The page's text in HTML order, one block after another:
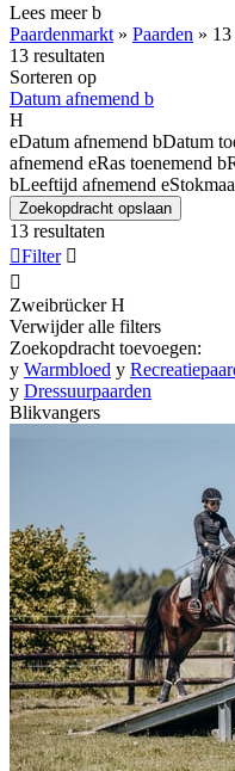
Lees meerb
Paardenmarkt » Paarden » 13
13 resultaten
Sorteren op
Datum afnemend b
H
eDatum afnemend bDatum
afnemend eRas toenemend b
bLeeftijd afnemend e
Zoekopdracht opslaan
13 resultaten
Filter 

Zweibrücker H
Verwijder alle filters
Zoekopdracht toevoegen:
y Warmbloed y
y Dressuurpaarden
Blikvangers